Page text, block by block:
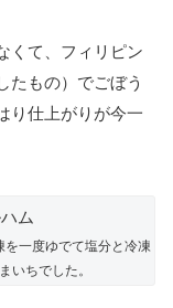
くて、フィリピン
たもの）でごぼう
り仕上がりが今一
一度ゆでて塩分と冷凍
いちでした。